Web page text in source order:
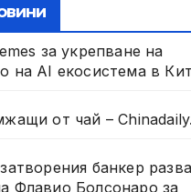
за укрепване на
на AI екосистема в
от чай –
банкер
Флавио Болсонаро за